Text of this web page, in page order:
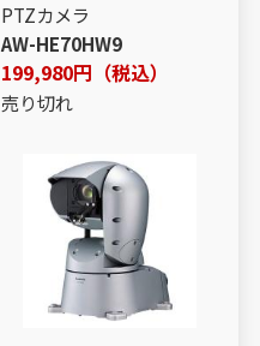
PTZカメラ
AW-HE70HW9
199,980円（税込）
売り切れ